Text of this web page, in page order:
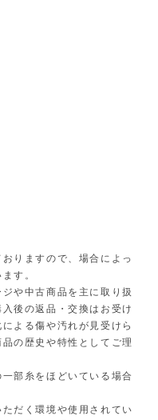
りますので、場合によっ
す。
や中古商品を主に取り扱
後の返品・交換はお受け
よる傷や汚れが見受けら
の歴史や特性としてご理
部糸をほどいている場合
だく環境や使用されてい